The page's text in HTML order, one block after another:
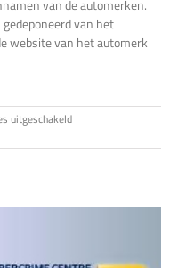
van de automerken.
van het
website van het automerk
uitgeschakeldvoor
wil